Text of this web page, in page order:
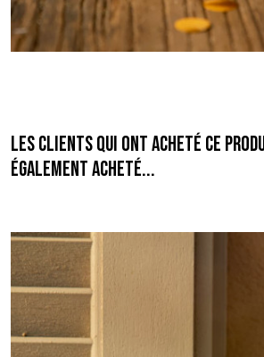
Les clients qui ont acheté ce
également acheté...